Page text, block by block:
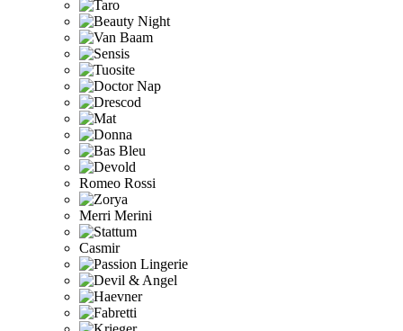
Romeo Rossi
Merri Merini
Casmir